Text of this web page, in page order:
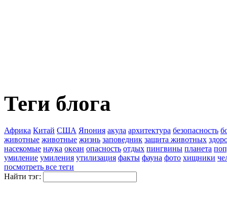
Теги блога
Африка Китай США Япония акула архитектура безопасность
животные животные жизнь заповедник защита животных
насекомые наука океан опасность отдых пингвины планета
умиление умиления утилизация факты фауна фото хищники
посмотреть все теги
Найти тэг: